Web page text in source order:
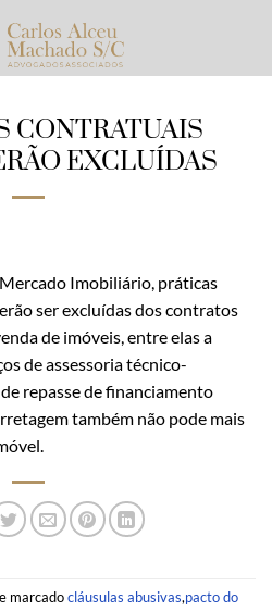
CONTRATUAIS
EXCLUÍDAS
Imobiliário, práticas
ser excluídas dos contratos
de imóveis, entre elas a
de assessoria técnico-
repasse de financiamento
também não pode mais
marcadocláusulas abusivas,pacto do